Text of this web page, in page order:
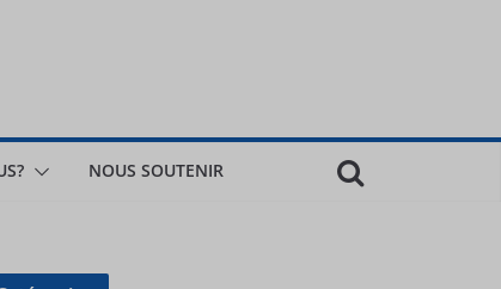
NOUS SOUTENIR